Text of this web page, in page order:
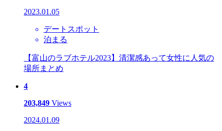
2023.01.05
デートスポット
泊まる
【富山のラブホテル2023】清潔感あって女性に人気の
場所まとめ
4
203,849 Views
2024.01.09